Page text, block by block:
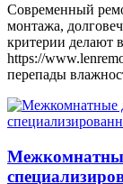
Современный
монтажа,
критерии делают
https://
перепады